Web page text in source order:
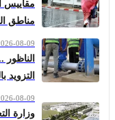
مقاييس
مناطق المغرب
08-09
08-09
وزارة